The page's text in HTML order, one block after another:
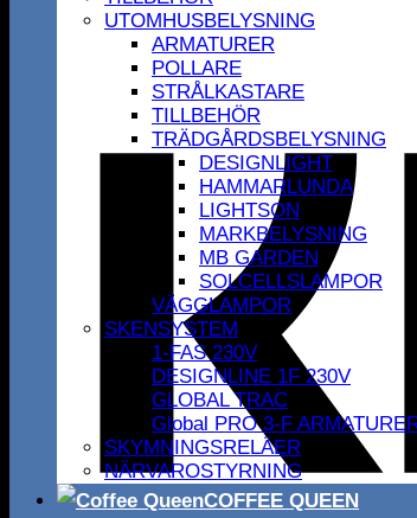
UTOMHUSBELYSNING
ARMATURER
POLLARE
STRÅLKASTARE
TILLBEHÖR
TRÄDGÅRDSBELYSNING
DESIGNLIGHT
HAMMARLUNDA
LIGHTSON
MARKBELYSNING
MB GARDEN
SOLCELLSLAMPOR
VÄGGLAMPOR
SKENSYSTEM
1-FAS 230V
DESIGNLINE 1F 230V
GLOBAL TRAC
Global PRO 3-F
SKYMNINGSRELÄER
NÄRVAROSTYRNING
COFFEE QUEEN